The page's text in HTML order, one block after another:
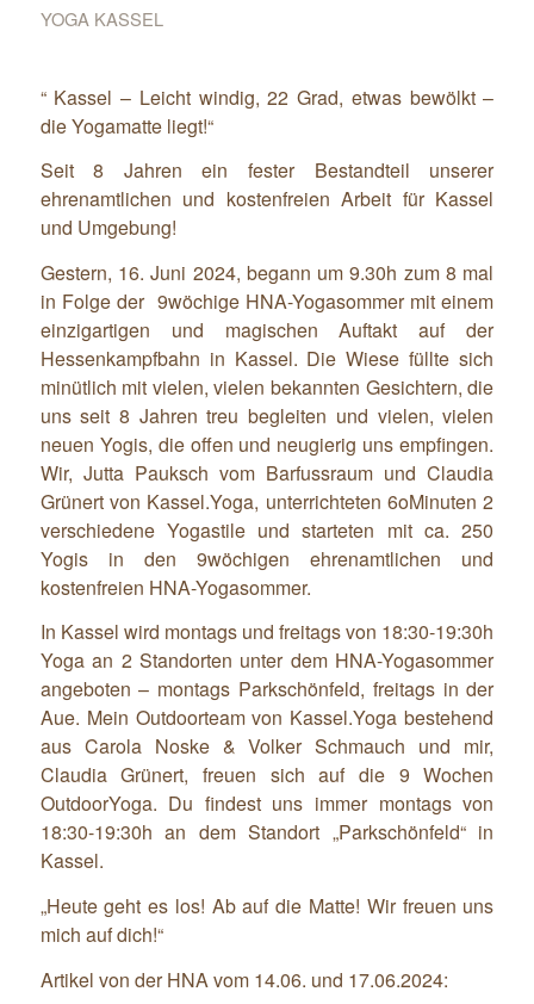
YOGA KASSEL
“ Kassel – Leicht windig, 22 Grad, etwas bewölkt –
die Yogamatte liegt!“
Seit 8 Jahren ein fester Bestandteil unserer
ehrenamtlichen und kostenfreien Arbeit für Kassel
und Umgebung!
Gestern, 16. Juni 2024, begann um 9.30h zum 8 mal
in Folge der 9wöchige HNA-Yogasommer mit einem
einzigartigen und magischen Auftakt auf der
Hessenkampfbahn in Kassel. Die Wiese füllte sich
minütlich mit vielen, vielen bekannten Gesichtern, die
uns seit 8 Jahren treu begleiten und vielen, vielen
neuen Yogis, die offen und neugierig uns empfingen.
Wir, Jutta Pauksch vom Barfussraum und Claudia
Grünert von Kassel.Yoga, unterrichteten 6oMinuten 2
verschiedene Yogastile und starteten mit ca. 250
Yogis in den 9wöchigen ehrenamtlichen und
kostenfreien HNA-Yogasommer.
In Kassel wird montags und freitags von 18:30-19:30h
Yoga an 2 Standorten unter dem HNA-Yogasommer
angeboten – montags Parkschönfeld, freitags in der
Aue. Mein Outdoorteam von Kassel.Yoga bestehend
aus Carola Noske & Volker Schmauch und mir,
Claudia Grünert, freuen sich auf die 9 Wochen
OutdoorYoga. Du findest uns immer montags von
18:30-19:30h an dem Standort „Parkschönfeld“ in
Kassel.
„Heute geht es los! Ab auf die Matte! Wir freuen uns
mich auf dich!“
Artikel von der HNA vom 14.06. und 17.06.2024: